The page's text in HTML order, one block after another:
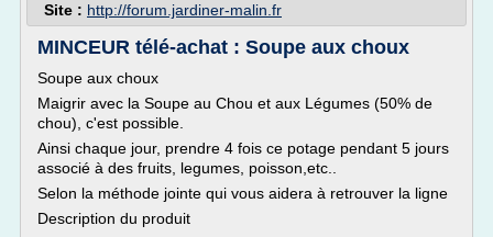
Site : http://forum.jardiner-malin.fr
MINCEUR télé-achat : Soupe aux choux
Soupe aux choux
Maigrir avec la Soupe au Chou et aux Légumes (50% de
chou), c'est possible.
Ainsi chaque jour, prendre 4 fois ce potage pendant 5 jours
associé à des fruits, legumes, poisson,etc..
Selon la méthode jointe qui vous aidera à retrouver la ligne
Description du produit